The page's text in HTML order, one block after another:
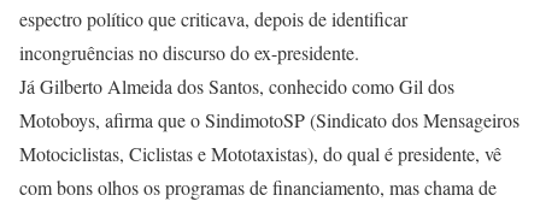
espectro político que criticava, depois de identificar
incongruências no discurso do ex-presidente.
Já Gilberto Almeida dos Santos, conhecido como Gil dos
Motoboys, afirma que o SindimotoSP (Sindicato dos Mensageiros
Motociclistas, Ciclistas e Mototaxistas), do qual é presidente, vê
com bons olhos os programas de financiamento, mas chama de